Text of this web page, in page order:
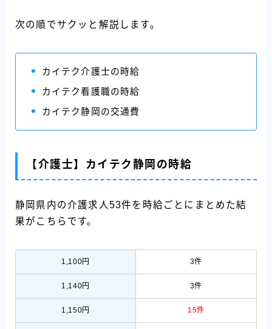
次の順でサクッと解説します。
カイテク介護士の時給
カイテク看護職の時給
カイテク静岡の交通費
【介護士】カイテク静岡の時給
静岡県内の介護求人53件を時給ごとにまとめた結
果がこちらです。
1,100円 3件
1,140円 3件
1,150円 15件